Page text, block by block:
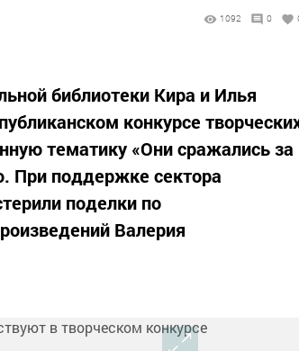
1092 0
библиотеки Кира и Илья
конкурсе
тематику «Они сражались за
При поддержке сектора
поделки по
Валерия